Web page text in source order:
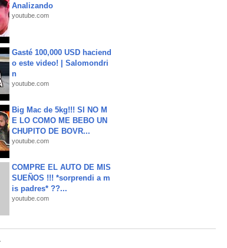
Analizando
youtube.com
Gasté 100,000 USD haciend
o este video! | Salomondri
n
youtube.com
Big Mac de 5kg!!! SI NO M
E LO COMO ME BEBO UN
CHUPITO DE BOVR...
youtube.com
COMPRE EL AUTO DE MIS
SUEÑOS !!! *sorprendi a m
is padres* ??...
youtube.com